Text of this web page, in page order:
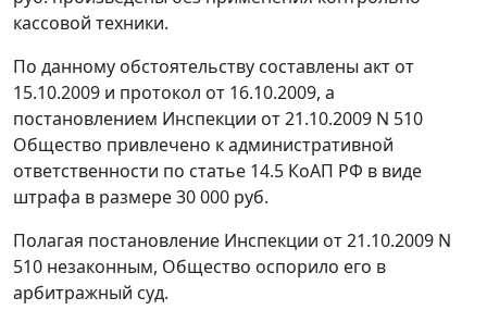
кассовой техники.
По данному обстоятельству составлены акт от
15.10.2009 и протокол от 16.10.2009, а
постановлением Инспекции от 21.10.2009 N 510
Общество привлечено к административной
ответственности по статье 14.5 КоАП РФ в виде
штрафа в размере 30 000 руб.
Полагая постановление Инспекции от 21.10.2009 N
510 незаконным, Общество оспорило его в
арбитражный суд.